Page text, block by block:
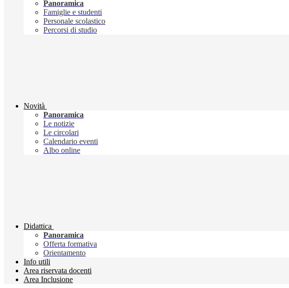
Panoramica
Famiglie e studenti
Personale scolastico
Percorsi di studio
Novità
Panoramica
Le notizie
Le circolari
Calendario eventi
Albo online
Didattica
Panoramica
Offerta formativa
Orientamento
Info utili
Area riservata docenti
Area Inclusione